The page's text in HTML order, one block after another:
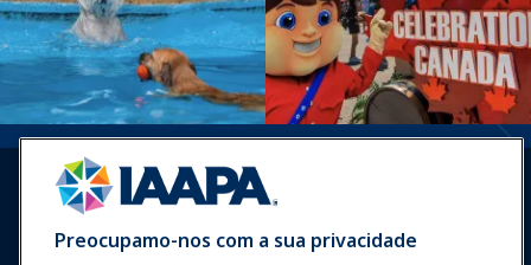
Preocupamo-nos com a sua privacidade